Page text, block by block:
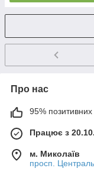
Про нас
95% позитивних
Працює з
м. Миколаїв
просп.